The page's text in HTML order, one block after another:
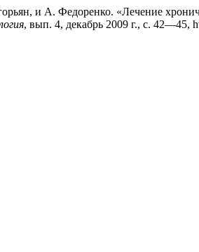
и А. Федоренко. «Лечение
, вып. 4, декабрь 2009 г., с. 42—45,